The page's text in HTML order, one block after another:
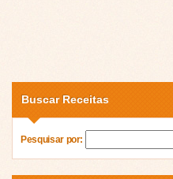
Buscar Receitas
Pesquisar por: